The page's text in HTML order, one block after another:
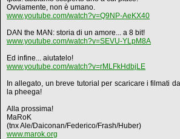
Ovviamente, non è umano.
www.youtube.com/watch?v=Q9NP-AeKX40
DAN the MAN: storia di un amore... a 8 bit!
www.youtube.com/watch?v=SEVU-YLpM8A
Ed infine... aiutatelo!
www.youtube.com/watch?v=rMLFkHdbjLE
In allegato, un breve tutorial per scaricare i filmati
la pheega!
Alla prossima!
MaRoK
(tnx Ale/Daiconan/Federico/Frash/Huber)
www.marok.org